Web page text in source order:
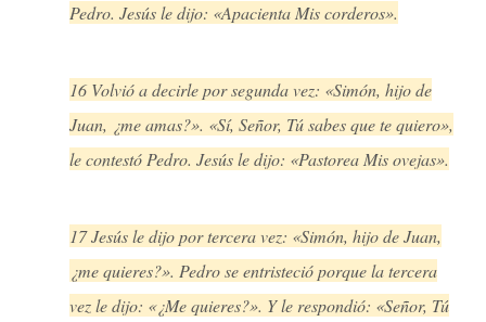
Pedro. Jesús le dijo: «Apacienta Mis corderos».
16 Volvió a decirle por segunda vez: «Simón, hijo de
Juan, ¿me amas?». «Sí, Señor, Tú sabes que te quiero»,
le contestó Pedro. Jesús le dijo: «Pastorea Mis ovejas».
17 Jesús le dijo por tercera vez: «Simón, hijo de Juan,
¿me quieres?». Pedro se entristeció porque la tercera
vez le dijo: «¿Me quieres?». Y le respondió: «Señor, Tú